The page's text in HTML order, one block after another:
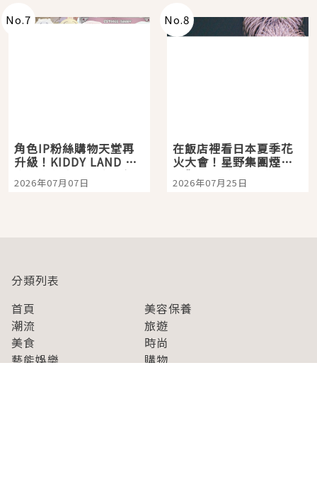
No.7
角色IP粉絲購物天堂再
升級！KIDDY LAND 原
宿店吉伊卡哇迎客，新
開幕 OMOKADO 店3分
2026年07月07日
No.8
在飯店裡看日本夏季花
火大會！星野集團煙火
景觀飯店6選，讓你不用
人擠人悠閒欣賞
2026年07月25日
分類列表
首頁
美容保養
潮流
旅遊
美食
時尚
藝能娛樂
購物